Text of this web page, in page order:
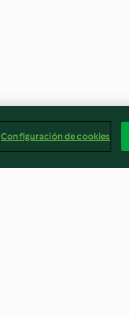
Configuración de cookies